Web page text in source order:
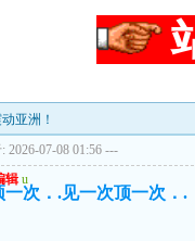
亚洲！
2026-07-08 01:56 ---
辑 u
一次．.见一次顶一次．.